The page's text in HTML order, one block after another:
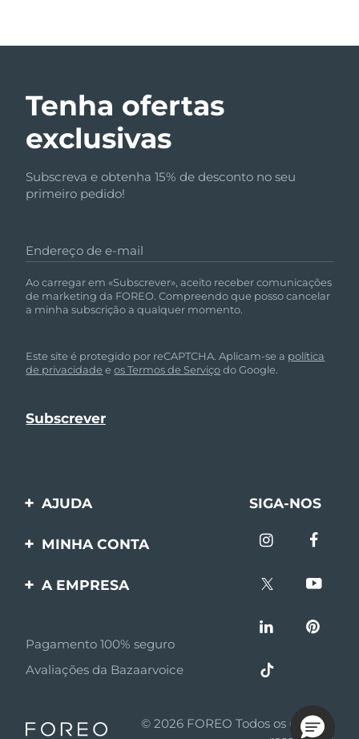
Tenha ofertas
exclusivas
Subscreva e obtenha 15% de desconto no seu
primeiro pedido!
Endereço de e-mail
Ao carregar em «Subscrever», aceito receber comunicações
de marketing da FOREO. Compreendo que posso cancelar
a minha subscrição a qualquer momento.
Este site é protegido por reCAPTCHA. Aplicam-se a política
de privacidade eos Termos de Serviçodo Google.
AJUDA
Entre em contato
SIGA-NOS
MINHA CONTA
Registro de produto
A EMPRESA
Afiliados
Notícias de afiliados
Pagamento 100% seguro
Avaliações da Bazaarvoice
© 2026 FOREO Todos os direitos